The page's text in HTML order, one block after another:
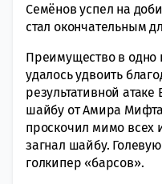
Семёнов успел на
стал окончательным
Преимущество в одно
удалось удвоить
результативной
шайбу от Амира
проскочил мимо всех
загнал шайбу.
голкипер «барсов».